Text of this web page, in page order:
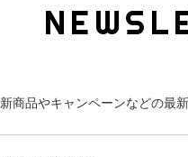
新商品やキャンペーンなどの最